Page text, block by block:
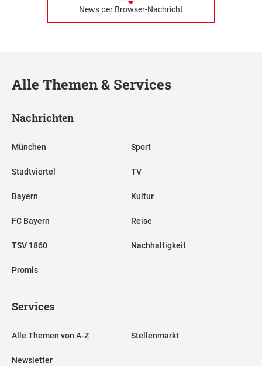
News per Browser-Nachricht
Alle Themen & Services
Nachrichten
München
Stadtviertel
Bayern
FC Bayern
TSV 1860
Promis
Sport
TV
Kultur
Reise
Nachhaltigkeit
Services
Alle Themen von A-Z
Newsletter
Stellenmarkt